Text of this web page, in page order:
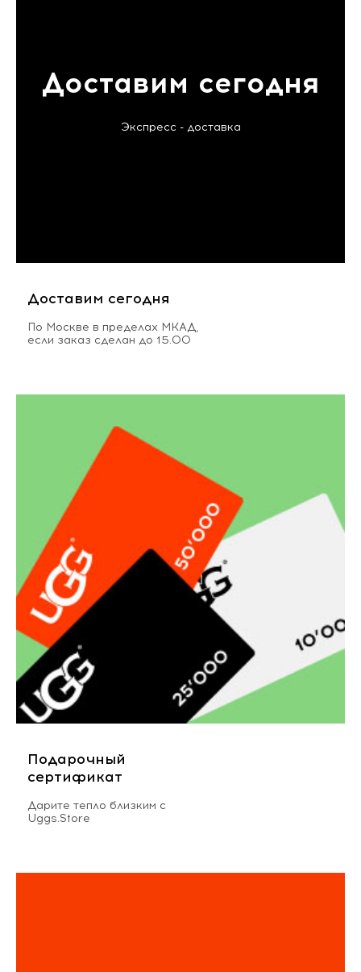
Доставим сегодня
Экспресс - доставка
Доставим сегодня
По Москве в пределах МКАД,
если заказ сделан до 15.00
Подарочный
сертификат
Дарите тепло близким с
Uggs.Store